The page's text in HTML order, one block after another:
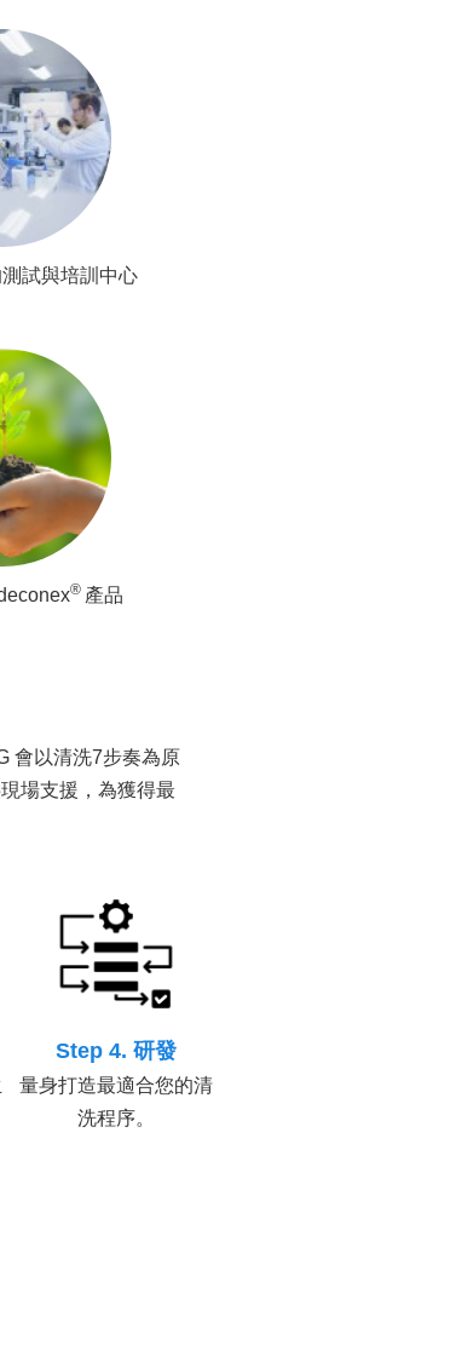
試與培訓中心
® 產品
會以清洗7步奏為原
場支援，為獲得最
Step 4. 研發
量身打造最適合您的清
洗程序。